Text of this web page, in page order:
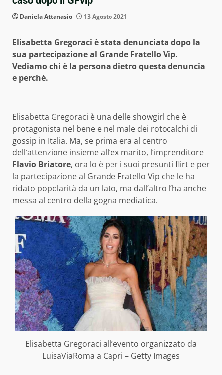
Daniela Attanasio 13 Agosto 2021
Elisabetta Gregoraci è stata denunciata dopo la
sua partecipazione al Grande Fratello Vip.
Vediamo chi è la persona dietro questa denuncia
e perché.
Elisabetta Gregoraci è una delle showgirl che è
protagonista nel bene e nel male dei rotocalchi di
gossip in Italia. Ma, se prima era al centro
dell’attenzione insieme all’ex marito, l’imprenditore
Flavio Briatore, ora lo è per i suoi presunti flirt e per
la partecipazione al Grande Fratello Vip che le ha
ridato popolarità da un lato, ma dall’altro l’ha anche
messa al centro della gogna mediatica.
Elisabetta Gregoraci all’evento organizzato da
LuisaViaRoma a Capri – Getty Images